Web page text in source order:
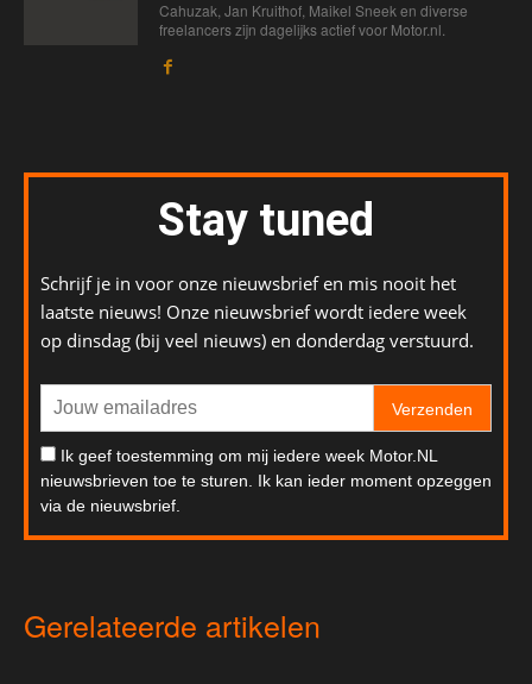
Cahuzak, Jan Kruithof, Maikel Sneek en diverse
freelancers zijn dagelijks actief voor Motor.nl.
Stay tuned
Schrijf je in voor onze nieuwsbrief en mis nooit het
laatste nieuws! Onze nieuwsbrief wordt iedere week
op dinsdag (bij veel nieuws) en donderdag verstuurd.
Verzenden
Ik geef toestemming om mij iedere week Motor.NL
nieuwsbrieven toe te sturen. Ik kan ieder moment opzeggen
via de nieuwsbrief.
Gerelateerde artikelen